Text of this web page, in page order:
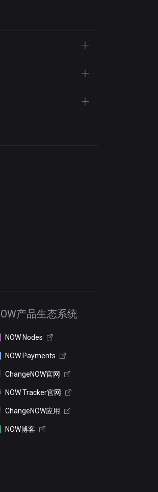
产品生态系统
NOW Nodes
NOW Payments
ChangeNOW官网
NOW Tracker官网
ChangeNOW应用
NOW博客